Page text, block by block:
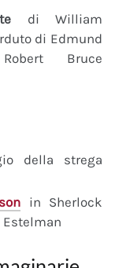
di William
di Edmund
Bruce
della strega
in Sherlock
Estelman